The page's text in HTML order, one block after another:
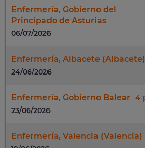
Enfermería, Gobierno del
Principado de Asturias
06/07/2026
Enfermería, Albacete (Albacete)
24/06/2026
Enfermería, Gobierno Balear 4
23/06/2026
Enfermería, Valencia (Valencia)